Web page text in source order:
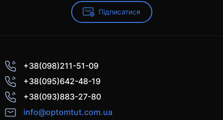
Підписатися
+38(098)211-51-09
+38(095)642-48-19
+38(093)883-27-80
info@optomtut.com.ua